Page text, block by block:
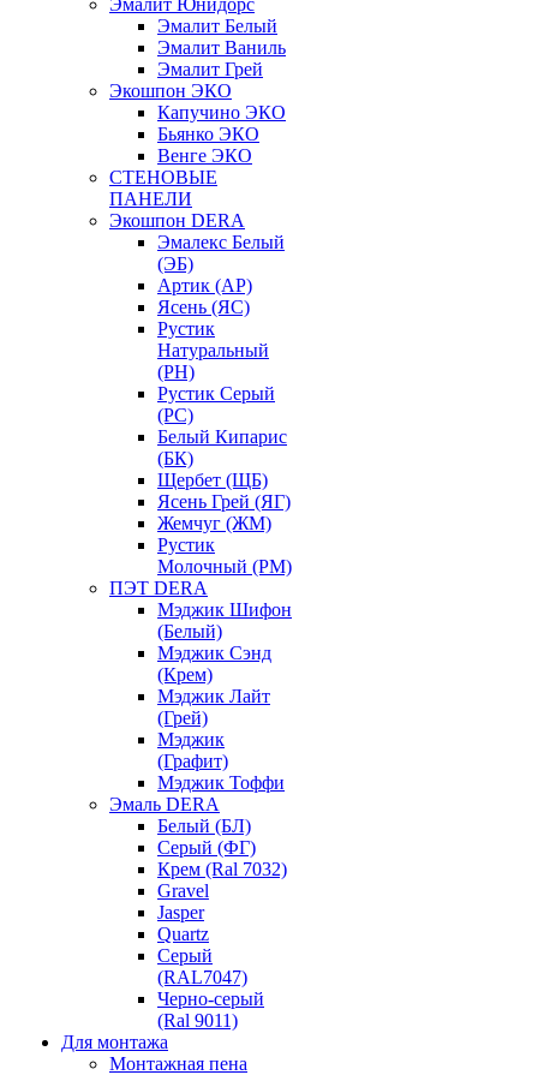
Эмалит Юнидорс
Эмалит Белый
Эмалит Ваниль
Эмалит Грей
Экошпон ЭКО
Капучино ЭКО
Бьянко ЭКО
Венге ЭКО
СТЕНОВЫЕ
ПАНЕЛИ
Экошпон DERA
Эмалекс Белый
(ЭБ)
Артик (АР)
Ясень (ЯС)
Рустик
Натуральный
(РН)
Рустик Серый
(РС)
Белый Кипарис
(БК)
Щербет (ЩБ)
Ясень Грей (ЯГ)
Жемчуг (ЖМ)
Рустик
Молочный (РМ)
ПЭТ DERA
Мэджик Шифон
(Белый)
Мэджик Сэнд
(Крем)
Мэджик Лайт
(Грей)
Мэджик
(Графит)
Мэджик Тоффи
Эмаль DERA
Белый (БЛ)
Серый (ФГ)
Крем (Ral 7032)
Gravel
Jasper
Quartz
Серый
(RAL7047)
Черно-серый
(Ral 9011)
Для монтажа
Монтажная пена